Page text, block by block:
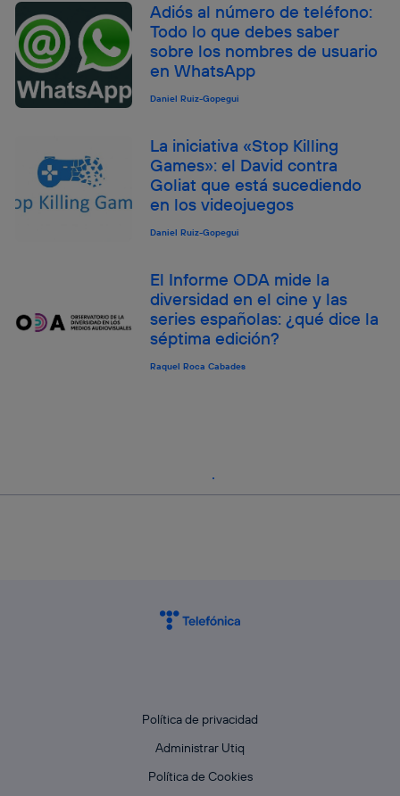
Adiós al número de teléfono:
Todo lo que debes saber
sobre los nombres de usuario
en WhatsApp
Daniel Ruiz-Gopegui
La iniciativa «Stop Killing
Games»: el David contra
Goliat que está sucediendo
en los videojuegos
Daniel Ruiz-Gopegui
El Informe ODA mide la
diversidad en el cine y las
series españolas: ¿qué dice la
séptima edición?
Raquel Roca Cabades
Política de privacidad
Administrar Utiq
Política de Cookies